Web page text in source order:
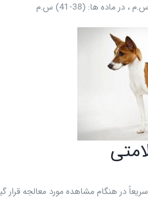
سریعاً در هنگام مشاهده مورد معالجه